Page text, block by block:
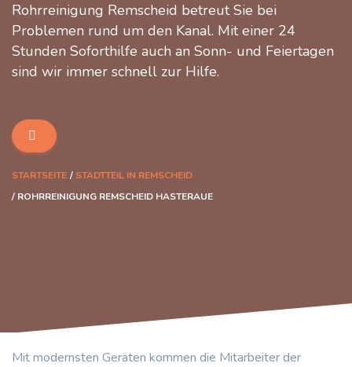
Rohrreinigung Remscheid betreut Sie bei
Problemen rund um den Kanal. Mit einer 24
Stunden Soforthilfe auch an Sonn- und Feiertagen
sind wir immer schnell zur Hilfe.
STARTSEITE
STADTTEIL IN REMSCHEID
ROHRREINIGUNG REMSCHEID HASTERAUE
Mit modernsten Geräten kommen die Mitarbeiter der